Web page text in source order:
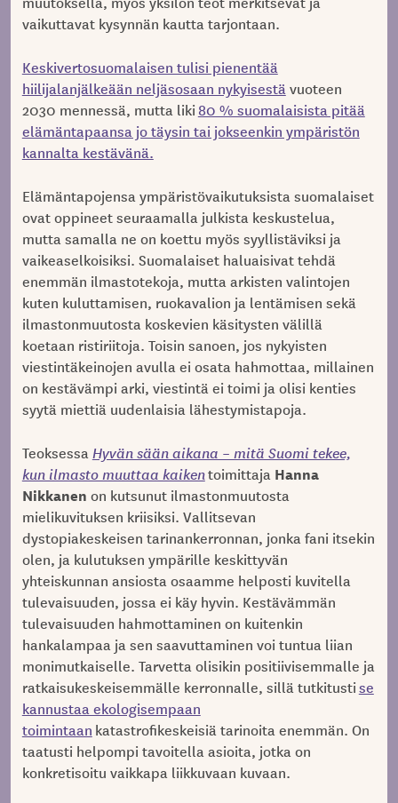
vaikuttavat kysynnän kautta tarjontaan.
Keskivertosuomalaisen tulisi pienentää
hiilijalanjälkeään neljäsosaan nykyisestävuoteen
2030 mennessä, mutta liki 80 % suomalaisista pitää
elämäntapaansa jo täysin tai jokseenkin ympäristön
kannalta kestävänä.
Elämäntapojensa ympäristövaikutuksista suomalaiset
ovat oppineet seuraamalla julkista keskustelua,
mutta samalla ne on koettu myös syyllistäviksi ja
vaikeaselkoisiksi. Suomalaiset haluaisivat tehdä
enemmän ilmastotekoja, mutta arkisten valintojen
kuten kuluttamisen, ruokavalion ja lentämisen sekä
ilmastonmuutosta koskevien käsitysten välillä
koetaan ristiriitoja. Toisin sanoen, jos nykyisten
viestintäkeinojen avulla ei osata hahmottaa, millainen
on kestävämpi arki, viestintä ei toimi ja olisi kenties
syytä miettiä uudenlaisia lähestymistapoja.
TeoksessaHyvän sään aikana – mitä Suomi tekee,
kun ilmasto muuttaa kaikentoimittaja Hanna
Nikkanen on kutsunut ilmastonmuutosta
mielikuvituksen kriisiksi. Vallitsevan
dystopiakeskeisen tarinankerronnan, jonka fani itsekin
olen, ja kulutuksen ympärille keskittyvän
yhteiskunnan ansiosta osaamme helposti kuvitella
tulevaisuuden, jossa ei käy hyvin. Kestävämmän
tulevaisuuden hahmottaminen on kuitenkin
hankalampaa ja sen saavuttaminen voi tuntua liian
monimutkaiselle. Tarvetta olisikin positiivisemmalle ja
ratkaisukeskeisemmälle kerronnalle, sillä tutkitustise
kannustaa ekologisempaan
toimintaan katastrofikeskeisiä tarinoita enemmän. On
taatusti helpompi tavoitella asioita, jotka on
konkretisoitu vaikkapa liikkuvaan kuvaan.